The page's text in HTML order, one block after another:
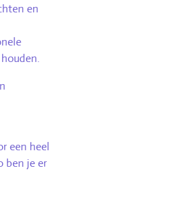
en
een heel
ben je er